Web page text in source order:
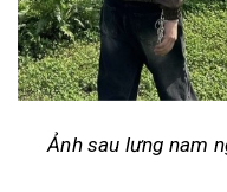
Ảnh sau lưng nam